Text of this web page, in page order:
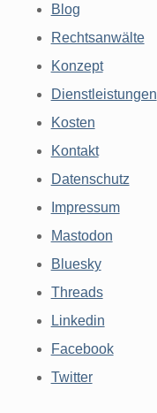
Blog
Rechtsanwälte
Konzept
Dienstleistungen
Kosten
Kontakt
Datenschutz
Impressum
Mastodon
Bluesky
Threads
Linkedin
Facebook
Twitter